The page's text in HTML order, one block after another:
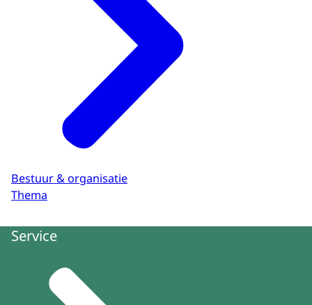
Bestuur & organisatie
Thema
Service